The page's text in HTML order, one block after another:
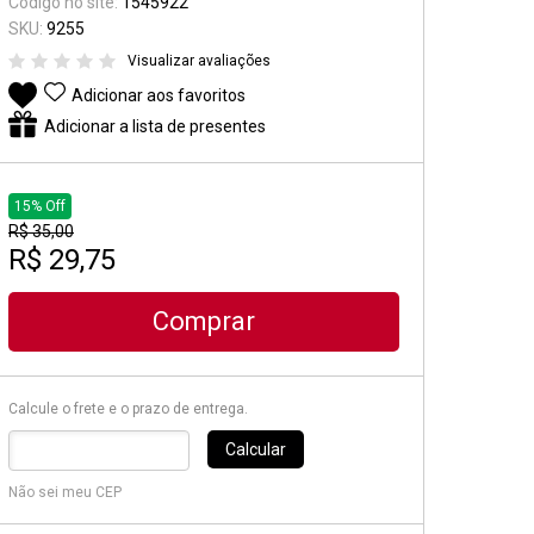
Pedal & Pedaleira
Captadores
Diversos
SKU: 9255
Visualizar avaliações
Adicionar aos favoritos
Adicionar a lista de presentes
15% Off
R$ 35,00
R$ 29,75
Comprar
Calcule o frete e o prazo de entrega.
Calcular
Não sei meu CEP